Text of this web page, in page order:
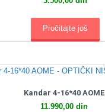
Pročitajte još
Kandar 4-16*40 AOME
11.990,00 din